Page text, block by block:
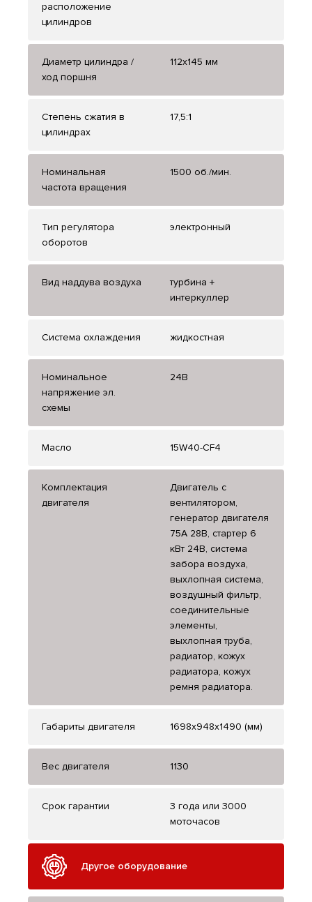
расположение
цилиндров
Диаметр цилиндра /
ход поршня
112x145 мм
Степень сжатия в
цилиндрах
17,5:1
Номинальная
частота вращения
1500 об./мин.
Тип регулятора
оборотов
электронный
Вид наддува воздуха
турбина +
интеркуллер
Система охлаждения жидкостная
Номинальное
напряжение эл.
схемы
24В
Масло 15W40-CF4
Комплектация
двигателя
Двигатель с
вентилятором,
генератор двигателя
75А 28В, стартер 6
кВт 24В, система
забора воздуха,
выхлопная система,
воздушный фильтр,
соединительные
элементы,
выхлопная труба,
радиатор, кожух
радиатора, кожух
ремня радиатора.
Габариты двигателя 1698х948х1490 (мм)
Вес двигателя 1130
Срок гарантии
3 года или 3000
моточасов
Другое оборудование